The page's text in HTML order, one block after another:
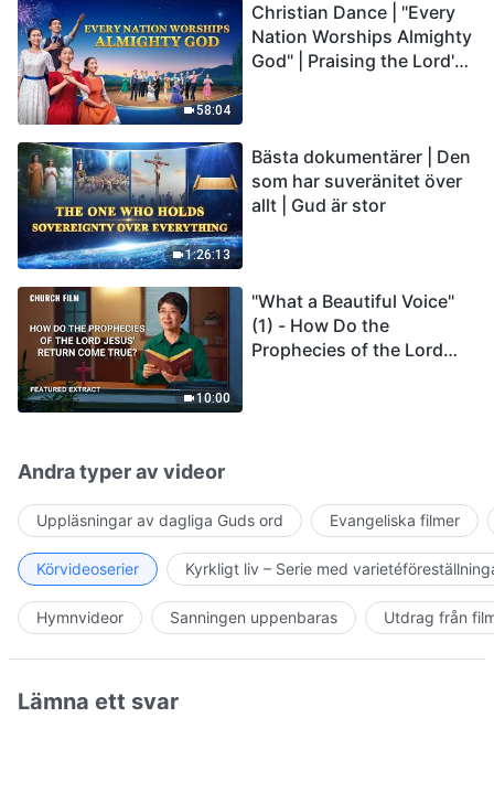
58:04
Christian Dance | "Every
Nation Worships Almighty
God" | Praising the Lord's
1:26:13
Bästa dokumentärer | Den
som har suveränitet över
allt | Gud är stor
10:00
"What a Beautiful Voice"
(1) - How Do the
Prophecies of the Lord
Andra typer av videor
Uppläsningar av dagliga Guds ord Evangeliska filmer
Körvideoserier Kyrkligt liv – Serie med
Hymnvideor Sanningen uppenbaras Utdrag från
Lämna ett svar